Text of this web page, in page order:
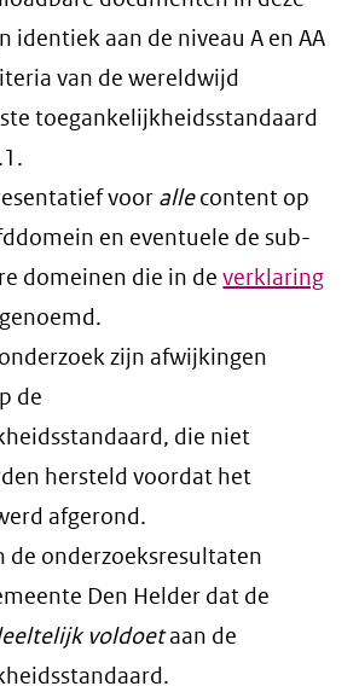
identiek aan de niveau A en AA
van de wereldwijd
toegankelijkheidsstandaard
.
voor allecontent op
en eventuele de sub-
domeinen die in deverklaring
zijn afwijkingen
de
die niet
hersteld voordat het
afgerond.
de onderzoeksresultaten
Den Helder dat de
voldoetaan de